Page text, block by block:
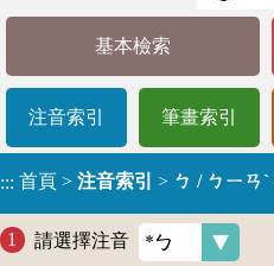
基本檢索
注音索引 筆畫索引
::: 首頁 > 注音索引 > ㄅ / ㄅㄧㄢˋ
請選擇注音